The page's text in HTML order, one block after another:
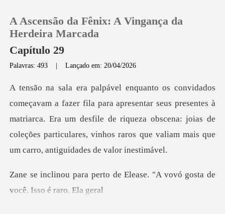
Loja
Histórico
Baixar App
A Ascensão da Fênix: A Vingança da
Herdeira Marcada
Capítulo 29
Palavras: 493 |Lançado em: 20/04/2026
tar seus presentes à
matriarca. Era um desfile de riqueza obscena: joias de
coleções par
de Elease. "A vovó gosta de